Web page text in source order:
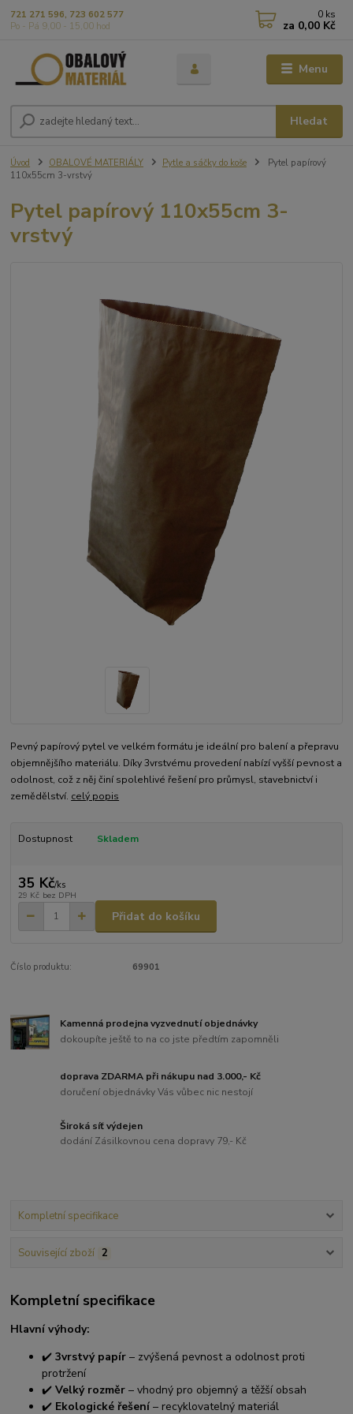
Menu
Hledat
721 271 596, 723 602 577
Po - Pá 9,00 - 15,00 hod
0 ks
za 0,00 Kč
Úvod OBALOVÉ MATERIÁLY Pytle a sáčky do koše
Pytel papírový
110x55cm 3-vrstvý
Pytel papírový 110x55cm 3-
vrstvý
Pevný papírový pytel ve velkém formátu je ideální pro balení a přepravu
objemnějšího materiálu. Díky 3vrstvému provedení nabízí vyšší pevnost a
odolnost, což z něj činí spolehlivé řešení pro průmysl, stavebnictví i
zemědělství. celý popis
Dostupnost Skladem
35 Kč/ks
29 Kč bez DPH
Přidat do košíku
Číslo produktu: 69901
Kamenná prodejna vyzvednutí objednávky
dokoupíte ještě to na co jste předtím zapomněli
doprava ZDARMA při nákupu nad 3.000,- Kč
doručení objednávky Vás vůbec nic nestojí
Široká síť výdejen
dodání Zásilkovnou cena dopravy 79,- Kč
Kompletní specifikace
Související zboží 2
Kompletní specifikace
Hlavní výhody:
✔️3vrstvý papír – zvýšená pevnost a odolnost proti
protržení
✔️Velký rozměr – vhodný pro objemný a těžší obsah
✔️ Ekologické řešení – recyklovatelný materiál